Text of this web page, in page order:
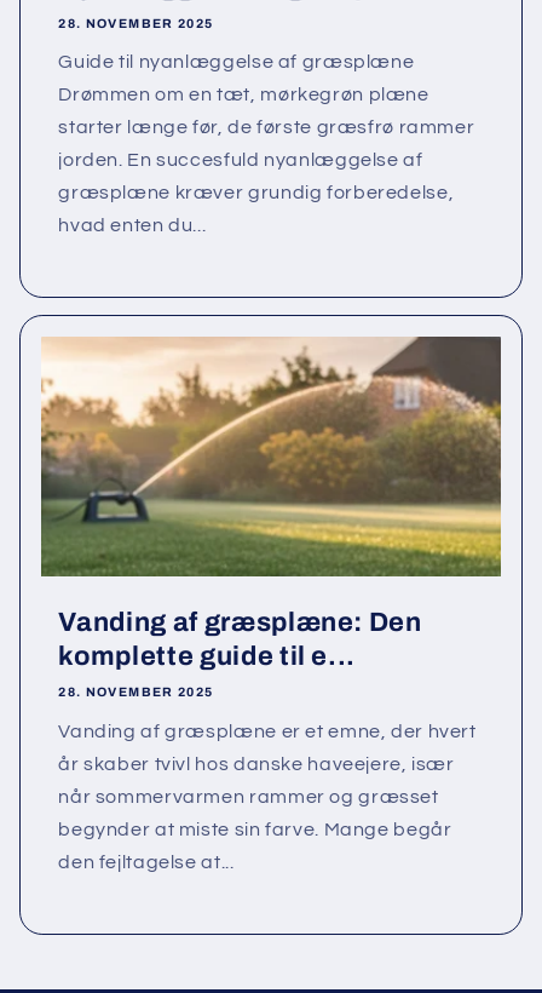
28. NOVEMBER 2025
Guide til nyanlæggelse af græsplæne
Drømmen om en tæt, mørkegrøn plæne
starter længe før, de første græsfrø rammer
jorden. En succesfuld nyanlæggelse af
græsplæne kræver grundig forberedelse,
hvad enten du...
Vanding af græsplæne: Den
komplette guide til e...
28. NOVEMBER 2025
Vanding af græsplæne er et emne, der hvert
år skaber tvivl hos danske haveejere, især
når sommervarmen rammer og græsset
begynder at miste sin farve. Mange begår
den fejltagelse at...